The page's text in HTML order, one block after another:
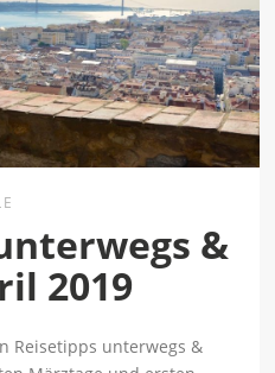
&
2019
Reisetipps unterwegs &